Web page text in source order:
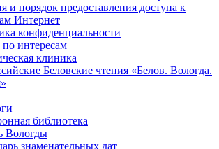
и порядок предоставления доступа к
Интернет
конфиденциальности
интересам
клиника
Беловские чтения «Белов. Вологда.
библиотека
Вологды
знаменательных дат